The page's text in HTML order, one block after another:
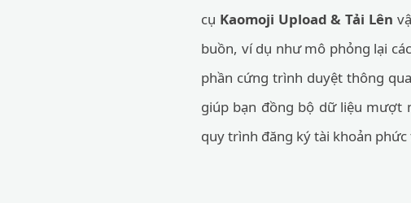
cụ Kaomoji Upload & Tải Lên
buồn, ví dụ như mô phỏng lại
phần cứng trình duyệt thông
giúp bạn đồng bộ dữ liệu mượt
quy trình đăng ký tài khoản phức